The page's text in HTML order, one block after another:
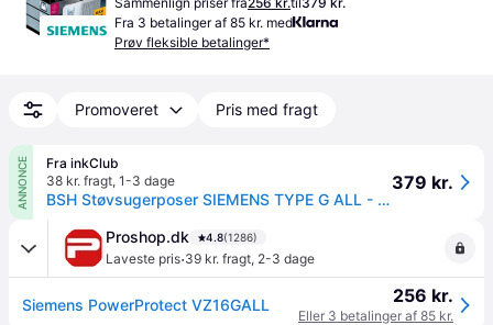
Fra 3 betalinger af 85 kr. med
Prøv fleksible betalinger*
Promoveret Pris med fragt
ANNONCE
Fra inkClub
38 kr. fragt, 1-3 dage
BSH Støvsugerposer SIEMENS TYPE G ALL - 16stk. VZ16GALL Modsvarer: N/A
379 kr.
Proshop.dk 4.8(1286)
Laveste pris·39 kr. fragt, 2-3 dage
Siemens PowerProtect VZ16GALL 256 kr.
Eller 3 betalinger af 85 kr.